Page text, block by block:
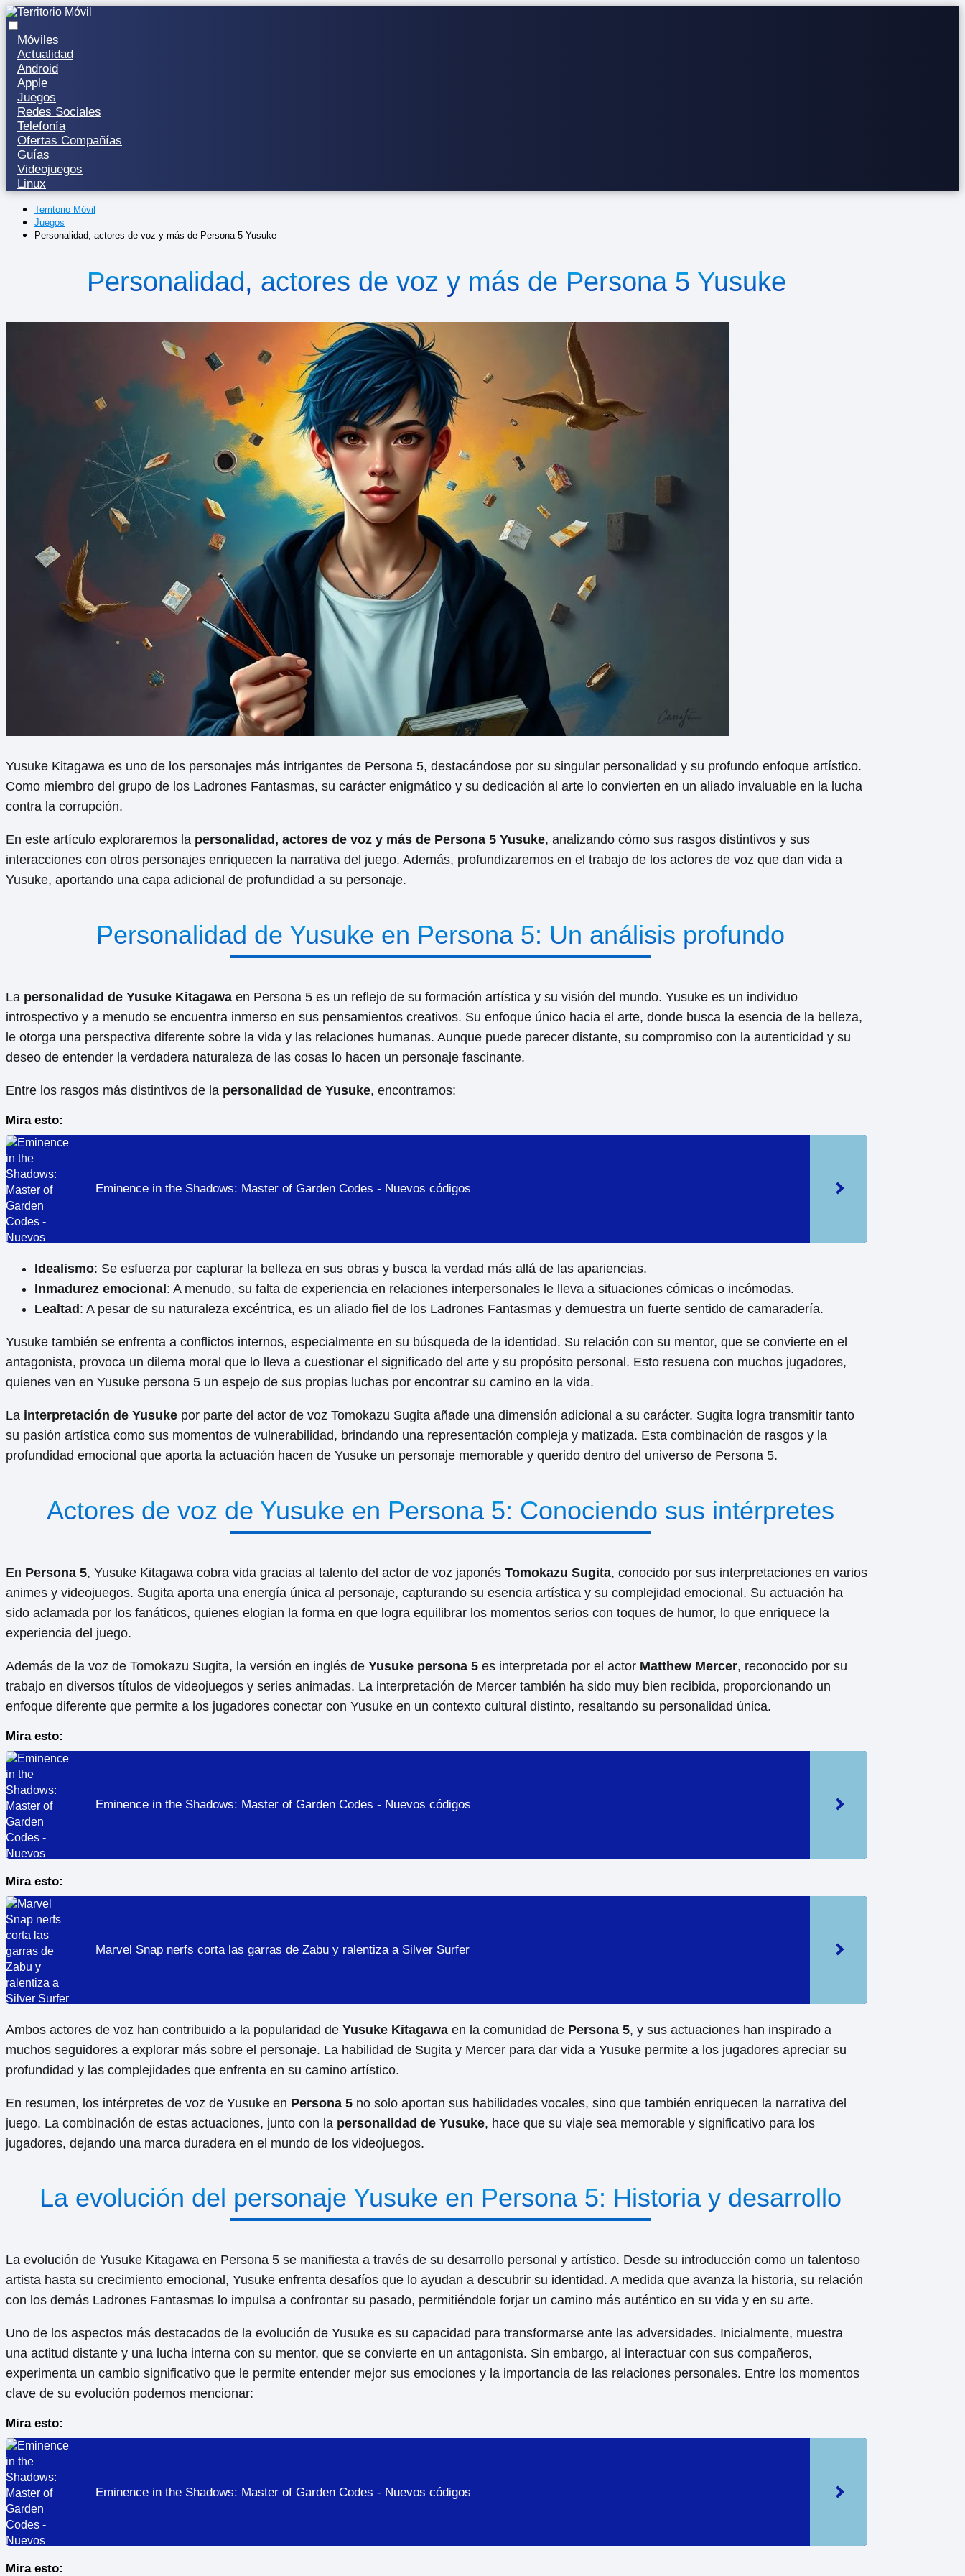
Móviles
Actualidad
Android
Apple
Juegos
Redes Sociales
Telefonía
Ofertas Compañías
Guías
Videojuegos
Linux
Territorio Móvil
Juegos
Personalidad, actores de voz y más de Persona 5 Yusuke
Personalidad, actores de voz y más de Persona 5 Yusuke
Yusuke Kitagawa es uno de los personajes más intrigantes de Persona 5, destacándose por su singular personalidad y su profundo enfoque artístico.
Como miembro del grupo de los Ladrones Fantasmas, su carácter enigmático y su dedicación al arte lo convierten en un aliado invaluable en la lucha
contra la corrupción.
En este artículo exploraremos la personalidad, actores de voz y más de Persona 5 Yusuke, analizando cómo sus rasgos distintivos y sus
interacciones con otros personajes enriquecen la narrativa del juego. Además, profundizaremos en el trabajo de los actores de voz que dan vida a
Yusuke, aportando una capa adicional de profundidad a su personaje.
Personalidad de Yusuke en Persona 5: Un análisis profundo
La personalidad de Yusuke Kitagawa en Persona 5 es un reflejo de su formación artística y su visión del mundo. Yusuke es un individuo
introspectivo y a menudo se encuentra inmerso en sus pensamientos creativos. Su enfoque único hacia el arte, donde busca la esencia de la belleza,
le otorga una perspectiva diferente sobre la vida y las relaciones humanas. Aunque puede parecer distante, su compromiso con la autenticidad y su
deseo de entender la verdadera naturaleza de las cosas lo hacen un personaje fascinante.
Entre los rasgos más distintivos de la personalidad de Yusuke, encontramos:
Mira esto:
Eminence in the Shadows: Master of Garden Codes - Nuevos códigos
Idealismo: Se esfuerza por capturar la belleza en sus obras y busca la verdad más allá de las apariencias.
Inmadurez emocional: A menudo, su falta de experiencia en relaciones interpersonales le lleva a situaciones cómicas o incómodas.
Lealtad: A pesar de su naturaleza excéntrica, es un aliado fiel de los Ladrones Fantasmas y demuestra un fuerte sentido de camaradería.
Yusuke también se enfrenta a conflictos internos, especialmente en su búsqueda de la identidad. Su relación con su mentor, que se convierte en el
antagonista, provoca un dilema moral que lo lleva a cuestionar el significado del arte y su propósito personal. Esto resuena con muchos jugadores,
quienes ven en Yusuke persona 5 un espejo de sus propias luchas por encontrar su camino en la vida.
La interpretación de Yusuke por parte del actor de voz Tomokazu Sugita añade una dimensión adicional a su carácter. Sugita logra transmitir tanto
su pasión artística como sus momentos de vulnerabilidad, brindando una representación compleja y matizada. Esta combinación de rasgos y la
profundidad emocional que aporta la actuación hacen de Yusuke un personaje memorable y querido dentro del universo de Persona 5.
Actores de voz de Yusuke en Persona 5: Conociendo sus intérpretes
En Persona 5, Yusuke Kitagawa cobra vida gracias al talento del actor de voz japonés Tomokazu Sugita, conocido por sus interpretaciones en varios
animes y videojuegos. Sugita aporta una energía única al personaje, capturando su esencia artística y su complejidad emocional. Su actuación ha
sido aclamada por los fanáticos, quienes elogian la forma en que logra equilibrar los momentos serios con toques de humor, lo que enriquece la
experiencia del juego.
Además de la voz de Tomokazu Sugita, la versión en inglés de Yusuke persona 5 es interpretada por el actor Matthew Mercer, reconocido por su
trabajo en diversos títulos de videojuegos y series animadas. La interpretación de Mercer también ha sido muy bien recibida, proporcionando un
enfoque diferente que permite a los jugadores conectar con Yusuke en un contexto cultural distinto, resaltando su personalidad única.
Mira esto:
Eminence in the Shadows: Master of Garden Codes - Nuevos códigos
Mira esto:
Marvel Snap nerfs corta las garras de Zabu y ralentiza a Silver Surfer
Ambos actores de voz han contribuido a la popularidad de Yusuke Kitagawa en la comunidad de Persona 5, y sus actuaciones han inspirado a
muchos seguidores a explorar más sobre el personaje. La habilidad de Sugita y Mercer para dar vida a Yusuke permite a los jugadores apreciar su
profundidad y las complejidades que enfrenta en su camino artístico.
En resumen, los intérpretes de voz de Yusuke en Persona 5 no solo aportan sus habilidades vocales, sino que también enriquecen la narrativa del
juego. La combinación de estas actuaciones, junto con la personalidad de Yusuke, hace que su viaje sea memorable y significativo para los
jugadores, dejando una marca duradera en el mundo de los videojuegos.
La evolución del personaje Yusuke en Persona 5: Historia y desarrollo
La evolución de Yusuke Kitagawa en Persona 5 se manifiesta a través de su desarrollo personal y artístico. Desde su introducción como un talentoso
artista hasta su crecimiento emocional, Yusuke enfrenta desafíos que lo ayudan a descubrir su identidad. A medida que avanza la historia, su relación
con los demás Ladrones Fantasmas lo impulsa a confrontar su pasado, permitiéndole forjar un camino más auténtico en su vida y en su arte.
Uno de los aspectos más destacados de la evolución de Yusuke es su capacidad para transformarse ante las adversidades. Inicialmente, muestra
una actitud distante y una lucha interna con su mentor, que se convierte en un antagonista. Sin embargo, al interactuar con sus compañeros,
experimenta un cambio significativo que le permite entender mejor sus emociones y la importancia de las relaciones personales. Entre los momentos
clave de su evolución podemos mencionar:
Mira esto:
Eminence in the Shadows: Master of Garden Codes - Nuevos códigos
Mira esto: